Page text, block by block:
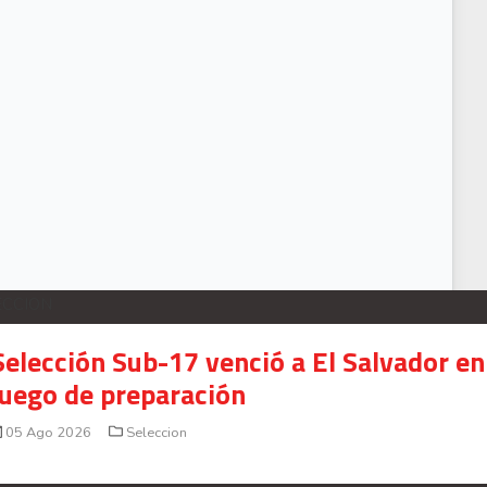
Marín celebra triunfo frente al Spartak de Moscú
Sub-17 venció a El Salvador en
de preparación
05 Ago 2026 Seleccion